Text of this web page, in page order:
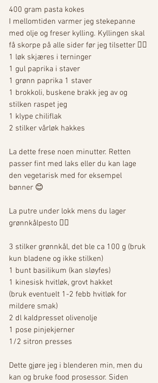
400 gram pasta kokes
I mellomtiden varmer jeg stekepanne
med olje og freser kylling. Kyllingen skal
få skorpe på alle sider før jeg tilsetter 👇🏼
1 løk skjæres i terninger
1 gul paprika i staver
1 grønn paprika 1 staver
1 brokkoli, buskene brakk jeg av og
stilken raspet jeg
1 klype chiliflak
2 stilker vårløk hakkes
La dette frese noen minutter. Retten
passer fint med laks eller du kan lage
den vegetarisk med for eksempel
bønner 😊
La putre under lokk mens du lager
grønnkålpesto 👇🏼
3 stilker grønnkål, det ble ca 100 g (bruk
kun bladene og ikke stilken)
1 bunt basilikum (kan sløyfes)
1 kinesisk hvitløk, grovt hakket
(bruk eventuelt 1-2 febb hvitløk for
mildere smak)
2 dl kaldpresset olivenolje
1 pose pinjekjerner
1/2 sitron presses
Dette gjøre jeg i blenderen min, men du
kan og bruke food prosessor. Siden